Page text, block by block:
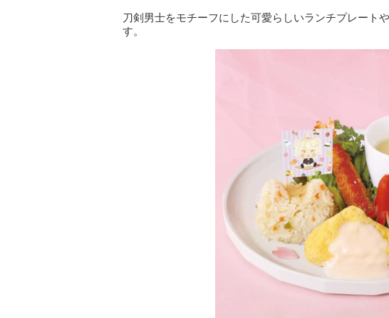
刀剣男士をモチーフにした可愛らしいランチプレート
す。